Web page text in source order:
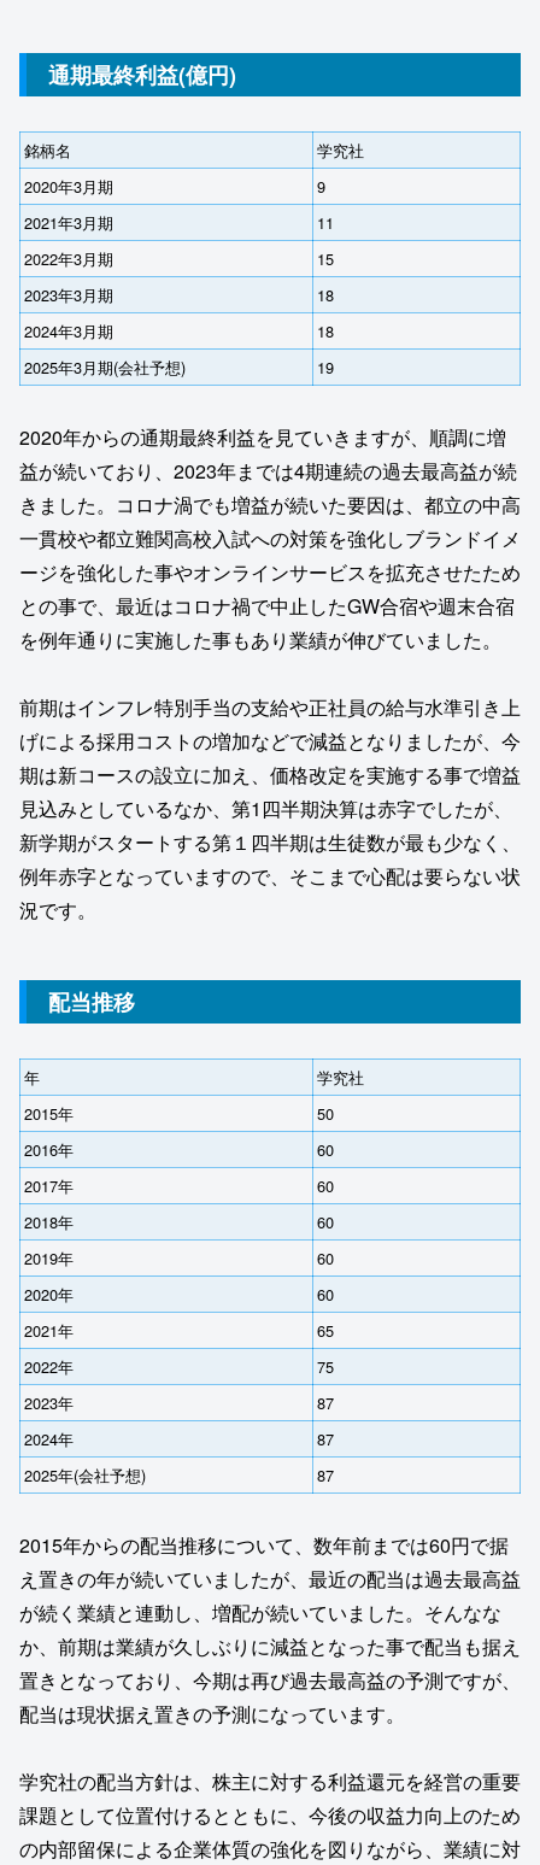
通期最終利益(億円)
銘柄名
学究社
2020年3月期
9
2021年3月期
11
2022年3月期
15
2023年3月期
18
2024年3月期
18
2025年3月期(会社予想)
19
2020年からの通期最終利益を見ていきますが、順調に増
益が続いており、2023年までは4期連続の過去最高益が続
きました。コロナ渦でも増益が続いた要因は、都立の中高
一貫校や都立難関高校入試への対策を強化しブランドイメ
ージを強化した事やオンラインサービスを拡充させたため
との事で、最近はコロナ禍で中止したGW合宿や週末合宿
を例年通りに実施した事もあり業績が伸びていました。
前期はインフレ特別手当の支給や正社員の給与水準引き上
げによる採用コストの増加などで減益となりましたが、今
期は新コースの設立に加え、価格改定を実施する事で増益
見込みとしているなか、第1四半期決算は赤字でしたが、
新学期がスタートする第１四半期は生徒数が最も少なく、
例年赤字となっていますので、そこまで心配は要らない状
況です。
配当推移
年
学究社
2015年
50
2016年
60
2017年
60
2018年
60
2019年
60
2020年
60
2021年
65
2022年
75
2023年
87
2024年
87
2025年(会社予想)
87
2015年からの配当推移について、数年前までは60円で据
え置きの年が続いていましたが、最近の配当は過去最高益
が続く業績と連動し、増配が続いていました。そんなな
か、前期は業績が久しぶりに減益となった事で配当も据え
置きとなっており、今期は再び過去最高益の予測ですが、
配当は現状据え置きの予測になっています。
学究社の配当方針は、株主に対する利益還元を経営の重要
課題として位置付けるとともに、今後の収益力向上のため
の内部留保による企業体質の強化を図りながら、業績に対